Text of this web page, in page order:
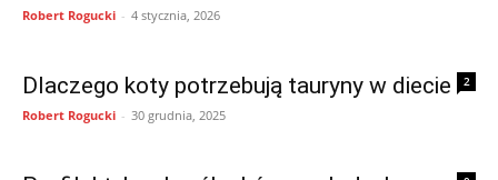
Robert Rogucki - 4 stycznia, 2026
2
Dlaczego koty potrzebują tauryny w diecie
Robert Rogucki - 30 grudnia, 2025